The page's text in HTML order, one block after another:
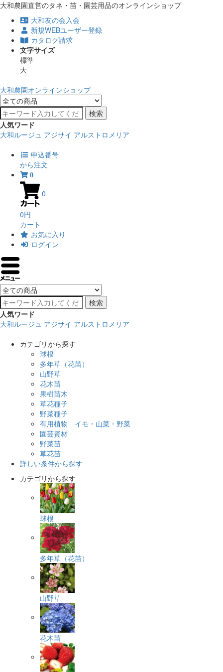
大和農園直営のタネ・苗・園芸用品のオンラインショップ
大和友の会入会
新規WEBユーザー登録
カタログ請求
文字サイズ
標準
大
大和農園オンラインショップ
検索
人気ワード
大和ルージュ アジサイ アルストロメリア
申込番号
から注文
0
0
0円
カート
お気に入り
ログイン
検索
人気ワード
大和ルージュ アジサイ アルストロメリア
カテゴリから探す
球根
多年草（花苗）
山野草
花木苗
果樹苗木
草花種子
野菜種子
有用植物 イモ・山菜・野菜
園芸資材
野菜苗
草花苗
詳しい条件から探す
カテゴリから探す
球根
多年草（花苗）
山野草
花木苗